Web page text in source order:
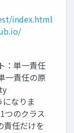
index.html
：単一責任
一責任の原
なりま
つのクラス
責任だけを